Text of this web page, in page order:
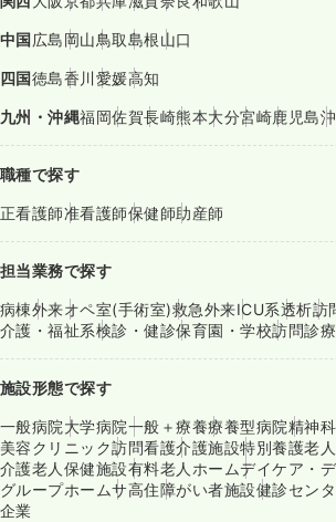
中国広島岡山鳥取島根山口
四国徳島香川愛媛高知
九州・沖縄福岡佐賀長崎熊本大分宮崎鹿児島
職種で探す
正看護師准看護師保健師助産師
担当業務で探す
病棟外来オペ室(手術室)救急外来ICU系透析訪
介護・福祉系検診・健診保育園・学校訪問診療
施設形態で探す
一般病院大学病院一般＋療養療養型病院精神
美容クリニック訪問看護介護施設特別養護老
介護老人保健施設有料老人ホームデイケア・
グループホームサ高住障がい者施設健診セン
企業